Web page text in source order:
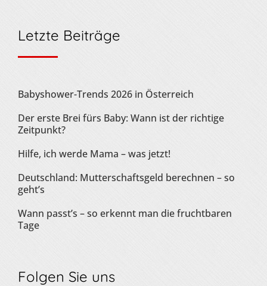
Letzte Beiträge
Babyshower-Trends 2026 in Österreich
Der erste Brei fürs Baby: Wann ist der richtige
Zeitpunkt?
Hilfe, ich werde Mama – was jetzt!
Deutschland: Mutterschaftsgeld berechnen – so
geht’s
Wann passt’s – so erkennt man die fruchtbaren
Tage
Folgen Sie uns